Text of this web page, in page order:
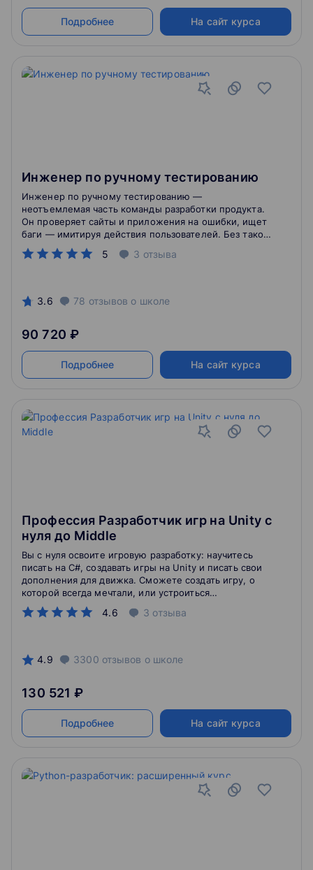
Подробнее На сайт курса
Инженер по ручному тестированию
5 3 отзыва
Инженер по ручному тестированию —
неотъемлемая часть команды разработки продукта.
Он проверяет сайты и приложения на ошибки, ищет
баги — имитируя действия пользователей. Без такой
проверки продукт просто не будет выпущен.
3.6 78 отзывов о школе
90 720 ₽
Подробнее На сайт курса
Профессия Разработчик игр на Unity с
нуля до Middle
4.6 3 отзыва
Вы с нуля освоите игровую разработку: научитесь
писать на С#, создавать игры на Unity и писать свои
дополнения для движка. Сможете создать игру, о
которой всегда мечтали, или устроиться
разработчиком в крутую студию.
4.9 3300 отзывов о школе
130 521 ₽
Подробнее На сайт курса